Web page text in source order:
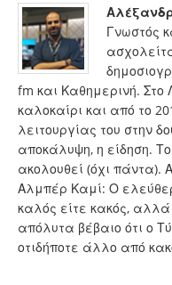
Γνωστός
fm και Καθημερινή. Στο
καλοκαίρι και από το
λειτουργίας του στην
αποκάλυψη, η είδηση.
ακολουθεί (όχι πάντα).
Αλμπέρ Καμί: Ο
καλός είτε κακός,
απόλυτα βέβαιο ότι ο
οτιδήποτε άλλο από